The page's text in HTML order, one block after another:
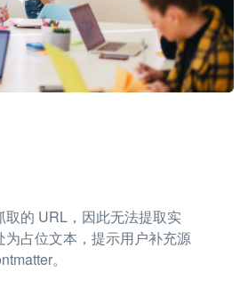
的 URL，因此无法提取实
占位文本，提示用户补充源
。